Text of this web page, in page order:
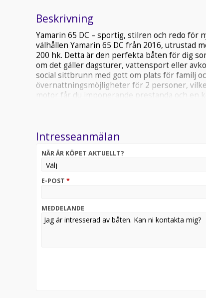
Beskrivning
Yamarin 65 DC – sportig, stilren och redo för
välhållen Yamarin 65 DC från 2016, utrustad
200 hk. Detta är den perfekta båten för dig
om det gäller dagsturer, vattensport eller
social sittbrunn med gott om plats för familj
övernattningsmöjligheter för 2 personer,
motor får du imponerande prestanda och en
detaljer som gör varje tur till ett nöje.
Intresseanmälan
NÄR ÄR KÖPET AKTUELLT?
E-POST *
MEDDELANDE